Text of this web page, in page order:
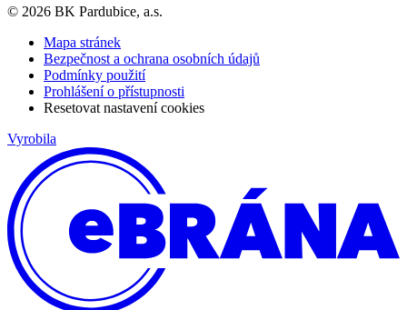
© 2026 BK Pardubice, a.s.
Mapa stránek
Bezpečnost a ochrana osobních údajů
Podmínky použití
Prohlášení o přístupnosti
Resetovat nastavení cookies
Vyrobila